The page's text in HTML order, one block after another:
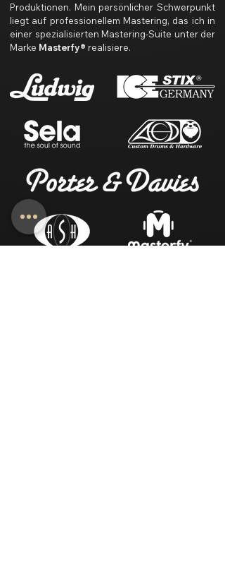
Produktionen. Mein persönlicher Schwerpunkt
liegt auf professionellem Mastering, das ich in
einer spezialisierten Mastering-Suite unter der
Marke Masterfy® realisiere.